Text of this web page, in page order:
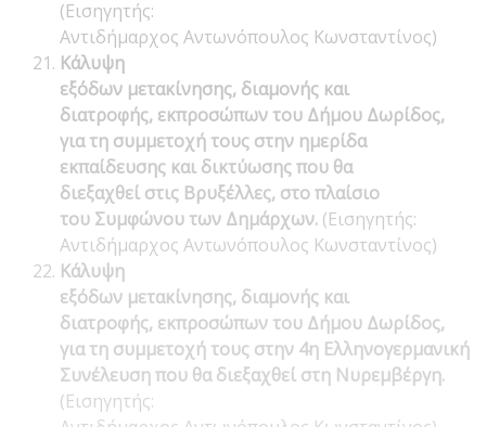
(Εισηγητής:
Αντιδήμαρχος Αντωνόπουλος Κωνσταντίνος)
Κάλυψη
εξόδων μετακίνησης, διαμονής και
διατροφής, εκπροσώπων του Δήμου Δωρίδος,
για τη συμμετοχή τους στην ημερίδα
εκπαίδευσης και δικτύωσης που θα
διεξαχθεί στις Βρυξέλλες, στο πλαίσιο
του Συμφώνου των Δημάρχων. (Εισηγητής:
Αντιδήμαρχος Αντωνόπουλος Κωνσταντίνος)
Κάλυψη
εξόδων μετακίνησης, διαμονής και
διατροφής, εκπροσώπων του Δήμου Δωρίδος,
για τη συμμετοχή τους στην 4η Ελληνογερμανική
Συνέλευση που θα διεξαχθεί στη Νυρεμβέργη.
(Εισηγητής: